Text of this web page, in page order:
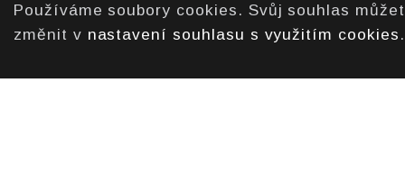
Používáme soubory cookies. Svůj souhlas
změnit v nastavení souhlasu s využitím cookies .